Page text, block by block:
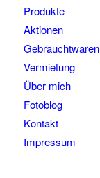
Produkte
Aktionen
Gebrauchtwaren
Vermietung
Über mich
Fotoblog
Kontakt
Impressum